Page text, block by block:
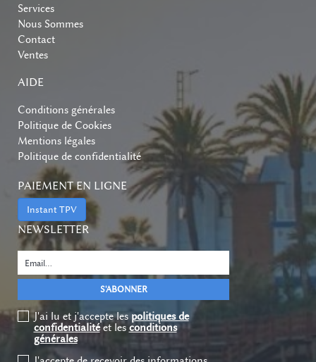
Services
Nous Sommes
Contact
Ventes
AIDE
Conditions générales
Politique de Cookies
Mentions légales
Politique de confidentialité
PAIEMENT EN LIGNE
Instant TPV
NEWSLETTER
J'ai lu et j'accepte les politiques de
confidentialitéet les conditions
générales